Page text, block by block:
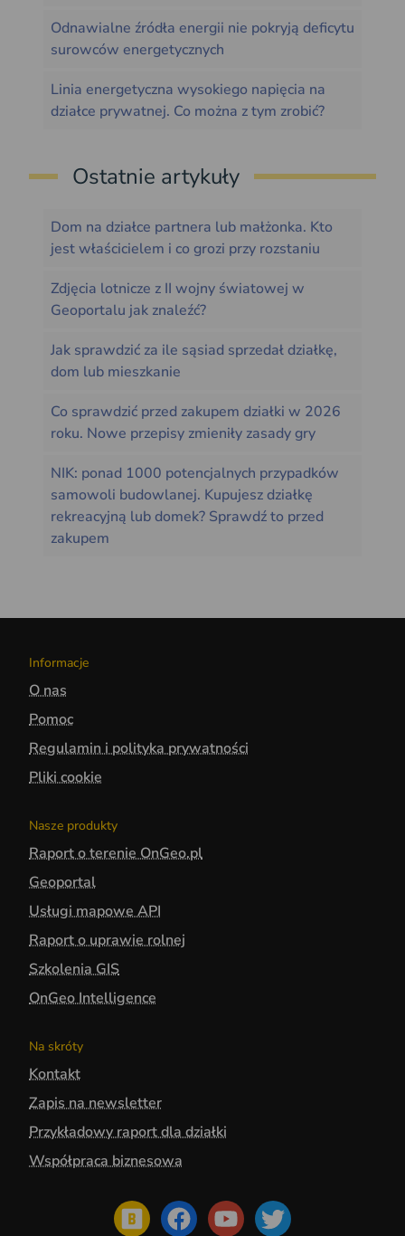
Odnawialne źródła energii nie pokryją deficytu
surowców energetycznych
Linia energetyczna wysokiego napięcia na
działce prywatnej. Co można z tym zrobić?
Ostatnie artykuły
Dom na działce partnera lub małżonka. Kto
jest właścicielem i co grozi przy rozstaniu
Zdjęcia lotnicze z II wojny światowej w
Geoportalu jak znaleźć?
Jak sprawdzić za ile sąsiad sprzedał działkę,
dom lub mieszkanie
Co sprawdzić przed zakupem działki w 2026
roku. Nowe przepisy zmieniły zasady gry
NIK: ponad 1000 potencjalnych przypadków
samowoli budowlanej. Kupujesz działkę
rekreacyjną lub domek? Sprawdź to przed
zakupem
Informacje
O nas
Pomoc
Regulamin i polityka prywatności
Pliki cookie
Nasze produkty
Raport o terenie OnGeo.pl
Geoportal
Usługi mapowe API
Raport o uprawie rolnej
Szkolenia GIS
OnGeo Intelligence
Na skróty
Kontakt
Zapis na newsletter
Przykładowy raport dla działki
Współpraca biznesowa